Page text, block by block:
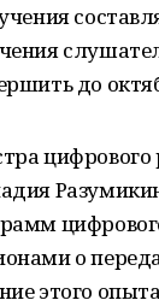
до
цифрового
о
этого